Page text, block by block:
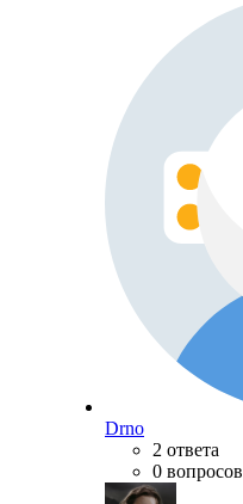
Drno
2 ответа
0 вопросов